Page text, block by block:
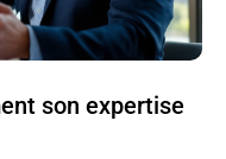
son expertise